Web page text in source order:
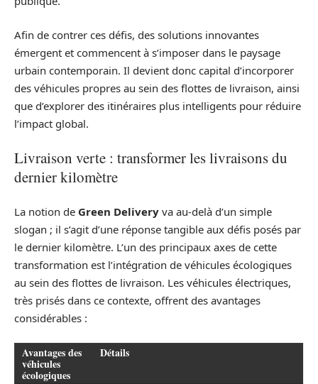
Afin de contrer ces défis, des solutions innovantes
émergent et commencent à s’imposer dans le paysage
urbain contemporain. Il devient donc capital d’incorporer
des véhicules propres au sein des flottes de livraison, ainsi
que d’explorer des itinéraires plus intelligents pour réduire
l’impact global.
Livraison verte : transformer les livraisons du
dernier kilomètre
La notion de Green Delivery va au-delà d’un simple
slogan ; il s’agit d’une réponse tangible aux défis posés par
le dernier kilomètre. L’un des principaux axes de cette
transformation est l’intégration de véhicules écologiques
au sein des flottes de livraison. Les véhicules électriques,
très prisés dans ce contexte, offrent des avantages
considérables :
Avantages des
véhicules
écologiques
Détails